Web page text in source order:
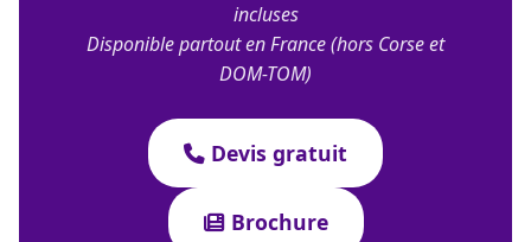
incluses
Disponible partout en France (hors Corse et
DOM-TOM)
Devis gratuit
Brochure